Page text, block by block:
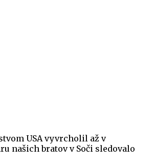
USA vyvrcholil až v
našich bratov v Soči sledovalo